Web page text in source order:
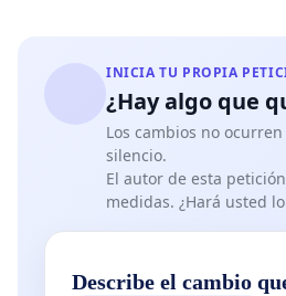
INICIA TU PROPIA
¿Hay algo que
Los cambios no
silencio.
El autor de esta
medidas. ¿Hará usted
Describe el cambio